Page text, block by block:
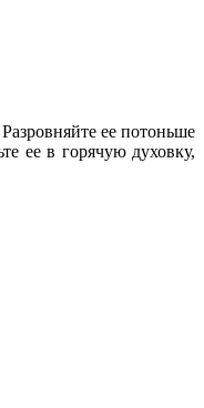
ее потоньше
ее в горячую духовку,